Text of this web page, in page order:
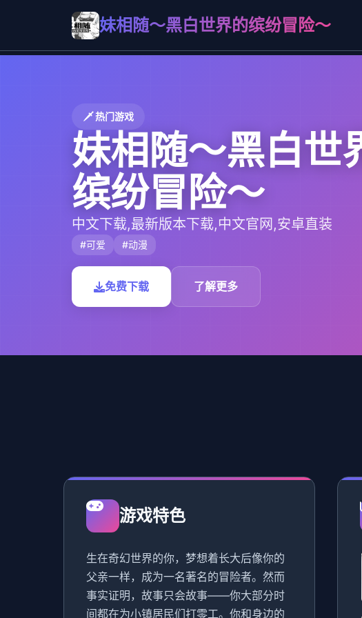
妹相随～黑白世界的缤纷冒险～
🗡️ 热门游戏
妹相随～黑白世
缤纷冒险～
中文下载,最新版本下载,中文官网,安卓直装
#可爱 #动漫
免费下载 了解更多
游戏特色
生在奇幻世界的你，梦想着长大后像你的
父亲一样，成为一名著名的冒险者。然而
事实证明，故事只会故事——你大部分时
间都在为小镇居民们打零工。你和身边的